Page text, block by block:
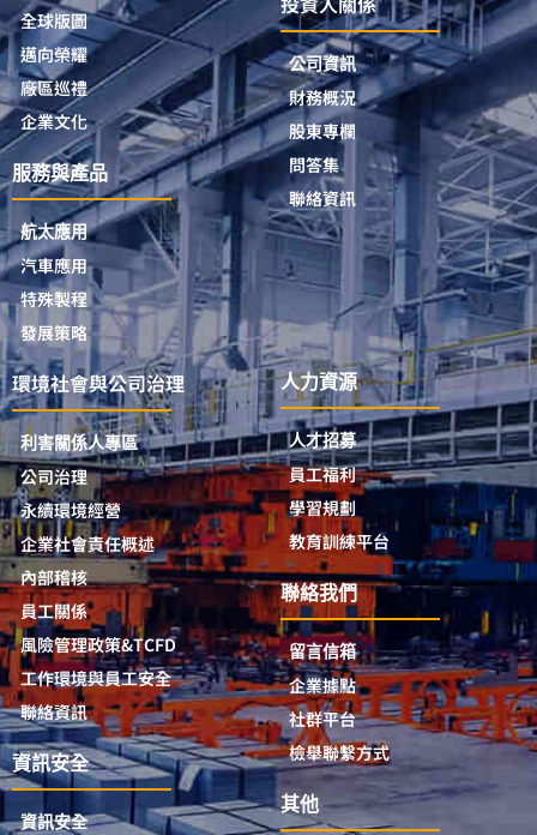
全球版圖
邁向榮耀
廠區巡禮
企業文化
服務與產品
航太應用
汽車應用
特殊製程
發展策略
公司資訊
財務概況
股東專欄
問答集
聯絡資訊
環境社會與公司治理
利害關係人專區
公司治理
永續環境經營
企業社會責任概述
內部稽核
員工關係
風險管理政策&TCFD
工作環境與員工安全
聯絡資訊
資訊安全
資訊安全
人力資源
人才招募
員工福利
學習規劃
教育訓練平台
聯絡我們
留言信箱
企業據點
社群平台
檢舉聯繫方式
其他